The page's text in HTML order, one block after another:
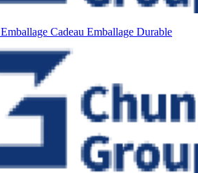
Emballage Cadeau Emballage Durable